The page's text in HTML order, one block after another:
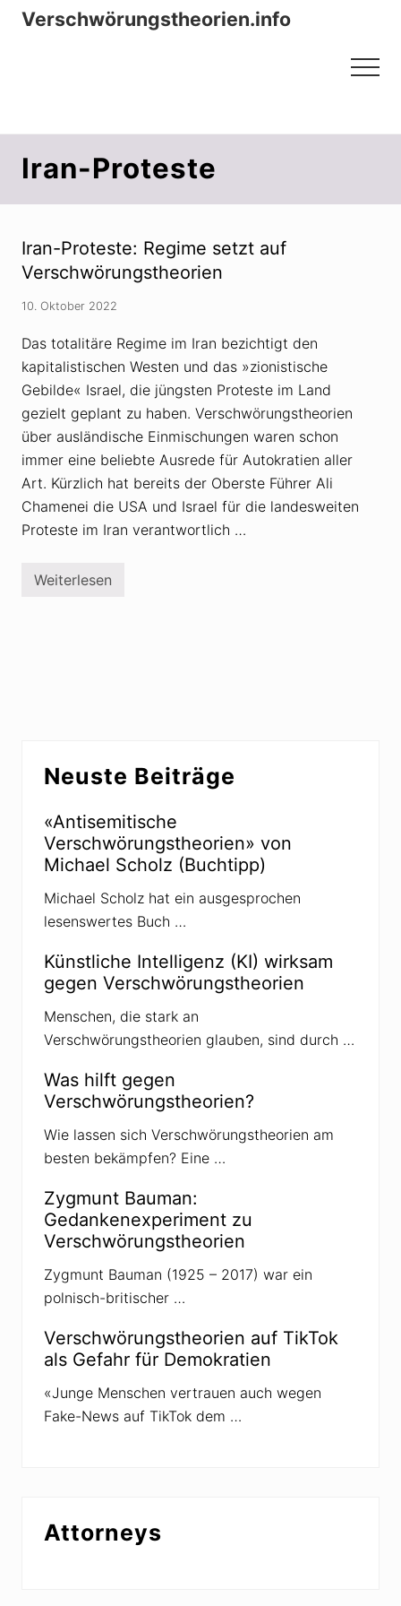
Menu
Zum
ZurVerschwörungstheorien.info
Menu
Iran-Proteste
Iran-Proteste: Regime setzt auf
Verschwörungstheorien
10. Oktober 2022
Das totalitäre Regime im Iran bezichtigt den
kapitalistischen Westen und das »zionistische
Gebilde« Israel, die jüngsten Proteste im Land
gezielt geplant zu haben. Verschwörungstheorien
über ausländische Einmischungen waren schon
immer eine beliebte Ausrede für Autokratien aller
Art. Kürzlich hat bereits der Oberste Führer Ali
Chamenei die USA und Israel für die landesweiten
Proteste im Iran verantwortlich …
I
:
R
g
i
m
e
s
t
z
t
u
f
V
r
c
w
ö
r
n
g
s
e
o
r
i
n
Weiterlesen
Neuste Beiträge
«Antisemitische
Verschwörungstheorien» von
Michael Scholz (Buchtipp)
Michael Scholz hat ein ausgesprochen
lesenswertes Buch …
Künstliche Intelligenz (KI) wirksam
gegen Verschwörungstheorien
Menschen, die stark an
Verschwörungstheorien glauben, sind durch …
Was hilft gegen
Verschwörungstheorien?
Wie lassen sich Verschwörungstheorien am
besten bekämpfen? Eine …
Zygmunt Bauman:
Gedankenexperiment zu
Verschwörungstheorien
Zygmunt Bauman (1925 – 2017) war ein
polnisch-britischer …
Verschwörungstheorien auf TikTok
als Gefahr für Demokratien
«Junge Menschen vertrauen auch wegen
Fake-News auf TikTok dem …
Attorneys